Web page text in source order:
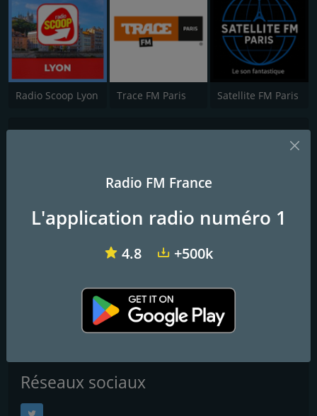
Radio Scoop Lyon Trace FM Paris Satellite FM Paris
14 Rue des Marins 29800 Landerneau - France
06.66.70.34.99
Réseaux sociaux
Radio FM France
L'application radio numéro 1
4.8 +500k